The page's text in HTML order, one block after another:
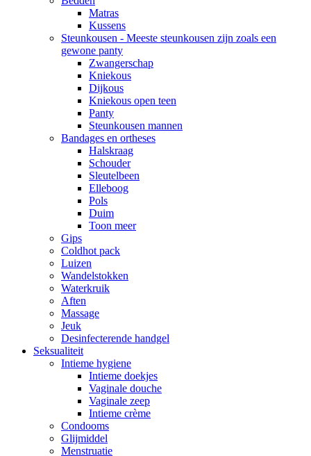
Matras
Kussens
Steunkousen - Meeste steunkousen zijn zoals een
gewone panty
Zwangerschap
Kniekous
Dijkous
Kniekous open teen
Panty
Steunkousen mannen
Bandages en ortheses
Halskraag
Schouder
Sleutelbeen
Elleboog
Pols
Duim
Toon meer
Gips
Coldhot pack
Luizen
Wandelstokken
Waterkruik
Aften
Massage
Jeuk
Desinfecterende handgel
Seksualiteit
Intieme hygiene
Intieme doekjes
Vaginale douche
Vaginale zeep
Intieme crème
Condooms
Glijmiddel
Menstruatie